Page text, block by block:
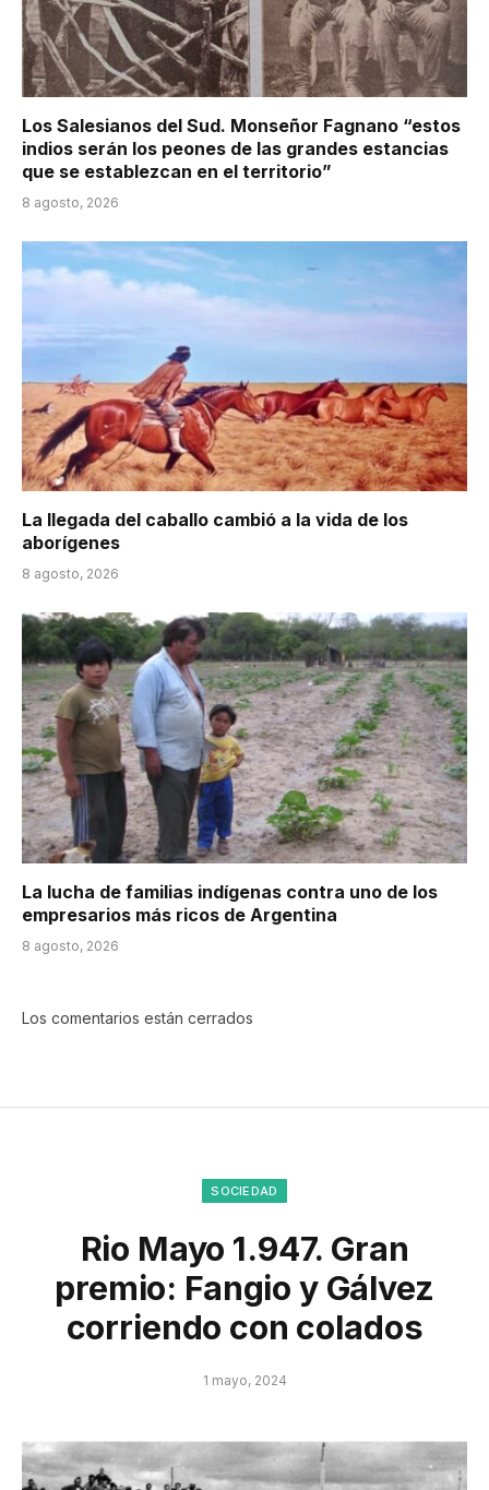
Los Salesianos del Sud. Monseñor Fagnano “estos
indios serán los peones de las grandes estancias
que se establezcan en el territorio”
8 agosto, 2026
La llegada del caballo cambió a la vida de los
aborígenes
8 agosto, 2026
La lucha de familias indígenas contra uno de los
empresarios más ricos de Argentina
8 agosto, 2026
Los comentarios están cerrados
SOCIEDAD
Rio Mayo 1.947. Gran
premio: Fangio y Gálvez
corriendo con colados
1 mayo, 2024